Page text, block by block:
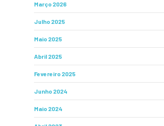
Março 2026
Julho 2025
Maio 2025
Abril 2025
Fevereiro 2025
Junho 2024
Maio 2024